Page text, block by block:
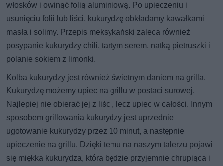
włosków i owinąć folią aluminiową. Po upieczeniu i
usunięciu folii lub liści, kukurydzę obkładamy kawałkami
masła i solimy. Przepis meksykański zaleca również
posypanie kukurydzy chili, tartym serem, natką pietruszki i
polanie sokiem z limonki.
Kolba kukurydzy jest również świetnym daniem na grilla.
Kukurydzę możemy upiec na grillu w postaci surowej.
Najlepiej nie obierać jej z liści, lecz upiec w całości. Innym
sposobem grillowania kukurydzy jest uprzednie
ugotowanie kukurydzy przez 10 minut, a następnie
upieczenie na grillu. Dzięki temu na naszym talerzu pojawi
się miękka kukurydza, która będzie przyjemnie chrupiąca i